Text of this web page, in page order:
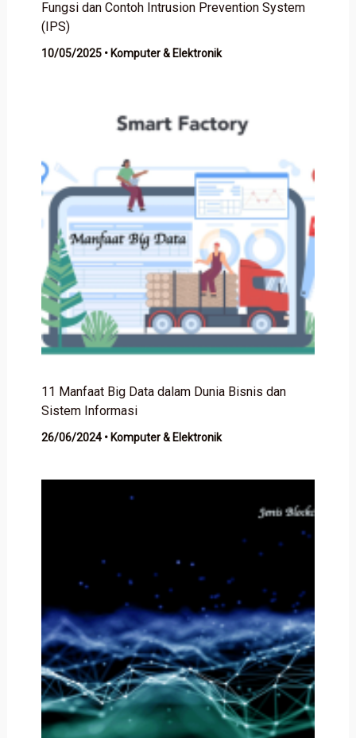
Fungsi dan Contoh Intrusion Prevention System
(IPS)
10/05/2025 • Komputer & Elektronik
11 Manfaat Big Data dalam Dunia Bisnis dan
Sistem Informasi
26/06/2024 • Komputer & Elektronik